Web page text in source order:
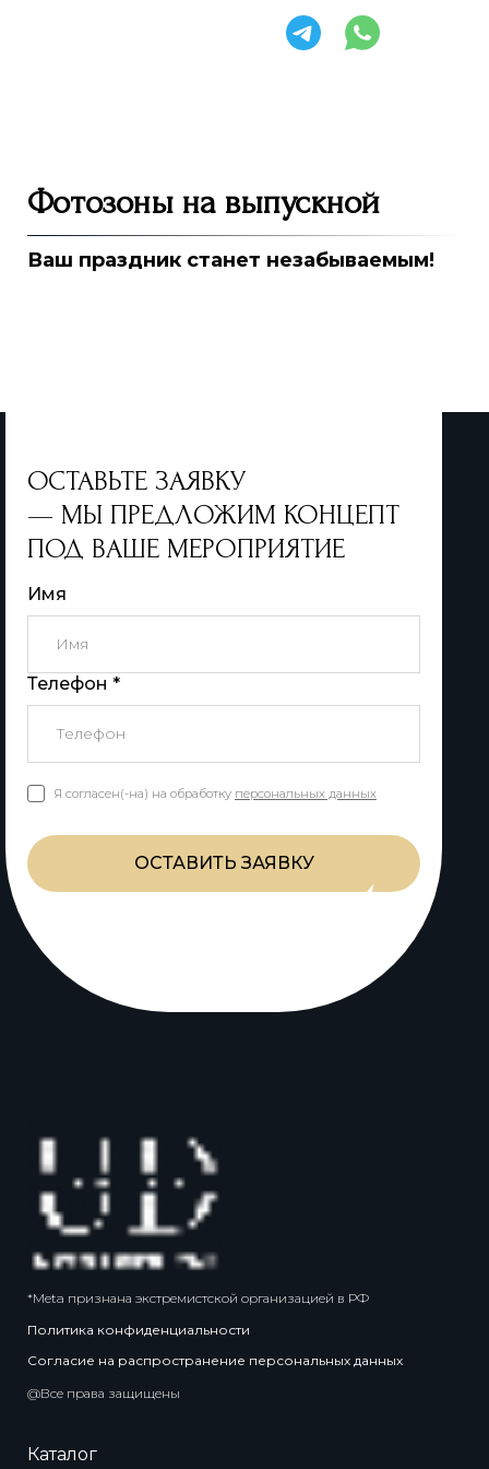
Фотозоны на выпускной
Ваш праздник станет незабываемым!
Имя
Телефон *
ОСТАВИТЬ ЗАЯВКУ
Я согласен(-на) на обработку персональных данных
ОСТАВЬТЕ ЗАЯВКУ
— МЫ ПРЕДЛОЖИМ КОНЦЕПТ
ПОД ВАШЕ МЕРОПРИЯТИЕ
*Meta признана экстремистской организацией в РФ
@Все права защищены
Политика конфиденциальности
Согласие на распространение персональных данных
Каталог